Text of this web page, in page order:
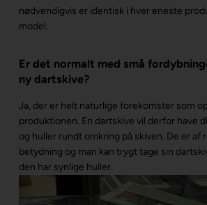
nødvendigvis er identisk i hver eneste
model.
Er det normalt med små
ny dartskive?
Ja, der er helt naturlige forekomster som
produktionen. En dartskive vil derfor have
og huller rundt omkring på skiven. De er af
betydning og man kan trygt tage sin
den har synlige huller.